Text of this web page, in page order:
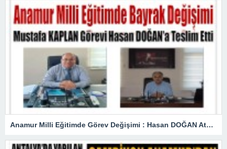
Anamur Milli Eğitimde Görev Değişimi : Hasan DOĞAN Atandı